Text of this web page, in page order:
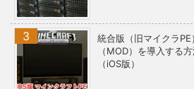
統合版（旧マイクラ
（MOD）を導入する
（iOS版）